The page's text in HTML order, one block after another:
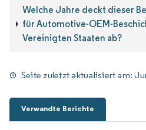
Welche Jahre deckt dieser
für Automotive-OEM-
Vereinigten Staaten ab?
Seite zuletzt aktualisiert am:
Verwandte Berichte